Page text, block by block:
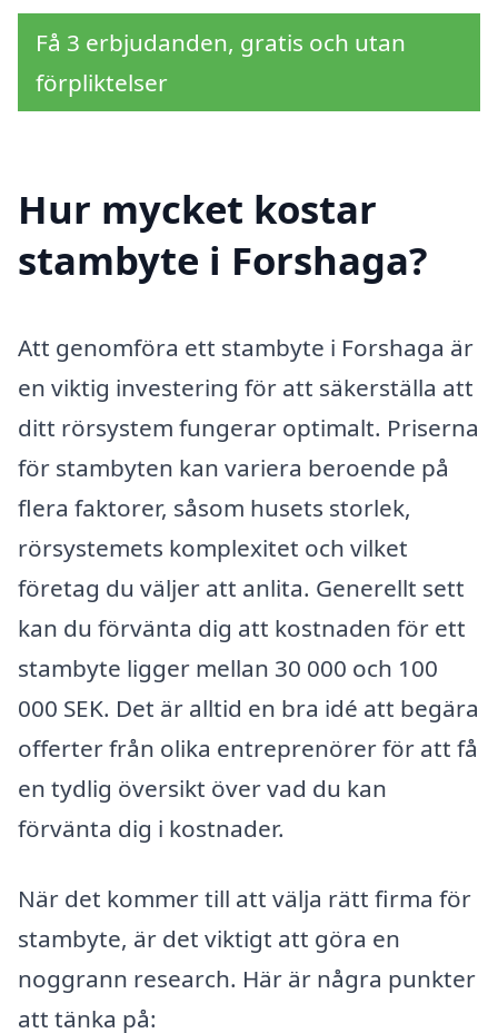
Få 3 erbjudanden, gratis och utan
förpliktelser
Hur mycket kostar
stambyte i Forshaga?
Att genomföra ett stambyte i Forshaga är
en viktig investering för att säkerställa att
ditt rörsystem fungerar optimalt. Priserna
för stambyten kan variera beroende på
flera faktorer, såsom husets storlek,
rörsystemets komplexitet och vilket
företag du väljer att anlita. Generellt sett
kan du förvänta dig att kostnaden för ett
stambyte ligger mellan 30 000 och 100
000 SEK. Det är alltid en bra idé att begära
offerter från olika entreprenörer för att få
en tydlig översikt över vad du kan
förvänta dig i kostnader.
När det kommer till att välja rätt firma för
stambyte, är det viktigt att göra en
noggrann research. Här är några punkter
att tänka på: